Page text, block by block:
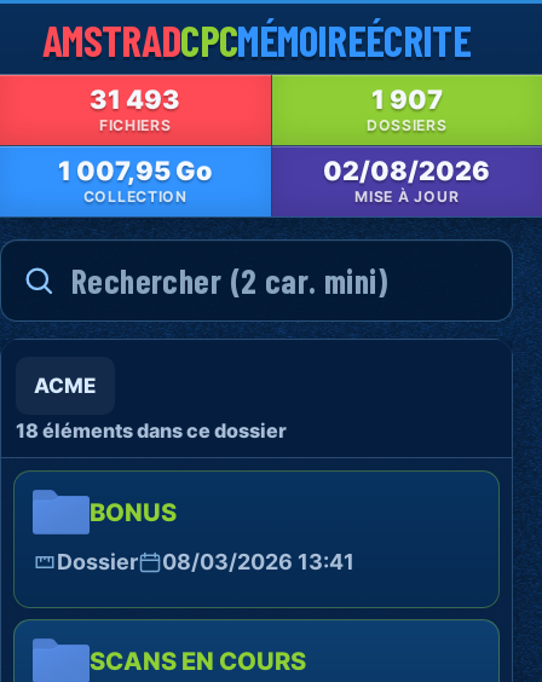
AMSTRADCPCMÉMOIREÉCRITE
31 493
FICHIERS
1 907
DOSSIERS
1 007,95 Go
COLLECTION
02/08/2026
MISE À JOUR
ACME
18 éléments dans ce dossier
BONUS
Dossier 08/03/2026 13:41
SCANS EN COURS